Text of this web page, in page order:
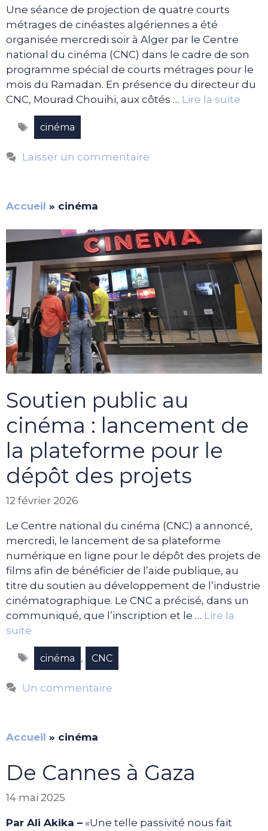
Une séance de projection de quatre courts
métrages de cinéastes algériennes a été
organisée mercredi soir à Alger par le Centre
national du cinéma (CNC) dans le cadre de son
programme spécial de courts métrages pour le
mois du Ramadan. En présence du directeur du
CNC, Mourad Chouihi, aux côtés … Lire la suite
Étiquettes
cinéma
Laisser un commentaire
Accueil » cinéma
Soutien public au
cinéma : lancement de
la plateforme pour le
dépôt des projets
12 février 2026
Le Centre national du cinéma (CNC) a annoncé,
mercredi, le lancement de sa plateforme
numérique en ligne pour le dépôt des projets de
films afin de bénéficier de l’aide publique, au
titre du soutien au développement de l’industrie
cinématographique. Le CNC a précisé, dans un
communiqué, que l’inscription et le … Lire la
suite
Étiquettes
cinéma , CNC
Un commentaire
Accueil » cinéma
De Cannes à Gaza
14 mai 2025
Par Ali Akika – «Une telle passivité nous fait